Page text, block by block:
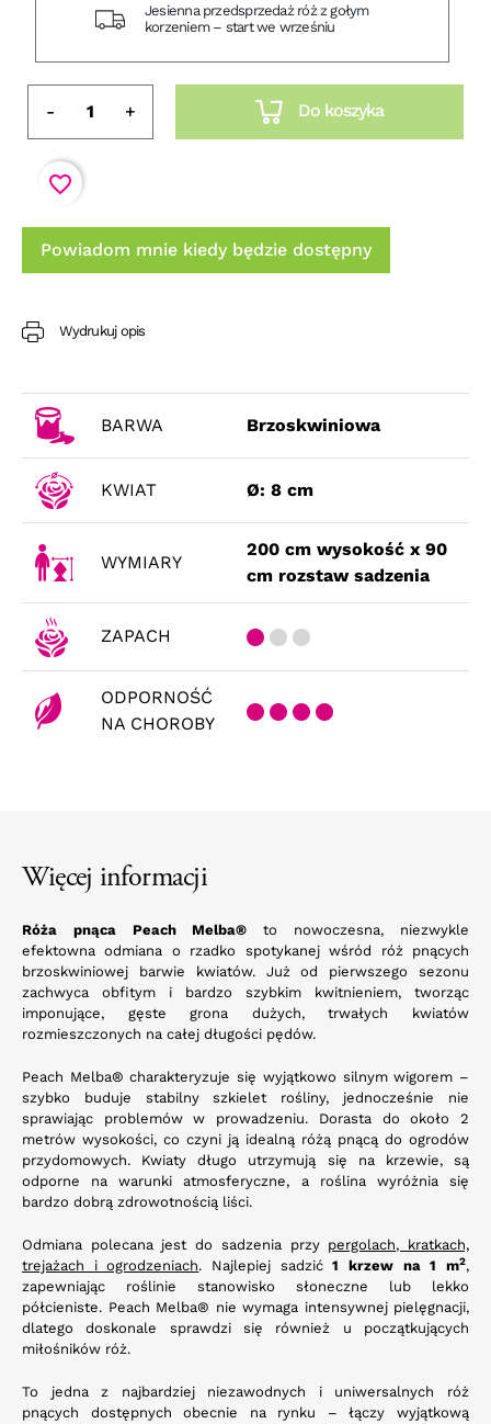
Jesienna przedsprzedaż róż z gołym
korzeniem – start we wrześniu
Do koszyka
- +
favorite_border
Powiadom mnie kiedy będzie dostępny
Wydrukuj opis
BARWA Brzoskwiniowa
KWIAT Ø: 8 cm
WYMIARY
200 cm wysokość x 90
cm rozstaw sadzenia
ZAPACH
ODPORNOŚĆ
NA CHOROBY
Więcej informacji
Róża pnąca Peach Melba® to nowoczesna, niezwykle
efektowna odmiana o rzadko spotykanej wśród róż pnących
brzoskwiniowej barwie kwiatów. Już od pierwszego sezonu
zachwyca obfitym i bardzo szybkim kwitnieniem, tworząc
imponujące, gęste grona dużych, trwałych kwiatów
rozmieszczonych na całej długości pędów.
Peach Melba® charakteryzuje się wyjątkowo silnym wigorem –
szybko buduje stabilny szkielet rośliny, jednocześnie nie
sprawiając problemów w prowadzeniu. Dorasta do około 2
metrów wysokości, co czyni ją idealną różą pnącą do ogrodów
przydomowych. Kwiaty długo utrzymują się na krzewie, są
odporne na warunki atmosferyczne, a roślina wyróżnia się
bardzo dobrą zdrowotnością liści.
Odmiana polecana jest do sadzenia przy pergolach, kratkach,
trejażach i ogrodzeniach. Najlepiej sadzić1 krzew na 1 m2,
zapewniając roślinie stanowisko słoneczne lub lekko
półcieniste. Peach Melba® nie wymaga intensywnej pielęgnacji,
dlatego doskonale sprawdzi się również u początkujących
miłośników róż.
To jedna z najbardziej niezawodnych i uniwersalnych róż
pnących dostępnych obecnie na rynku – łączy wyjątkową